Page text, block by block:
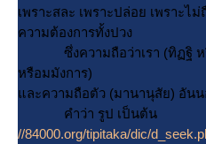
เพราะสละ เพราะปล่อย เพราะ
ความต้องการทั้งปวง
ซึ่งความถือว่าเรา (ทิฏฐิ หรื
หรือมมังการ)
ละความถือตัว (มานานุสัย) อันน
คำว่า รูป เป็นต้น
//84000.org/tipitaka/dic/